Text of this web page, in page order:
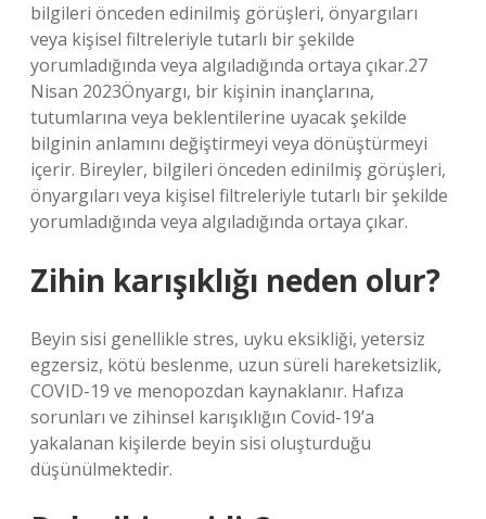
bilgileri önceden edinilmiş görüşleri, önyargıları
veya kişisel filtreleriyle tutarlı bir şekilde
yorumladığında veya algıladığında ortaya çıkar.27
Nisan 2023Önyargı, bir kişinin inançlarına,
tutumlarına veya beklentilerine uyacak şekilde
bilginin anlamını değiştirmeyi veya dönüştürmeyi
içerir. Bireyler, bilgileri önceden edinilmiş görüşleri,
önyargıları veya kişisel filtreleriyle tutarlı bir şekilde
yorumladığında veya algıladığında ortaya çıkar.
Zihin karışıklığı neden olur?
Beyin sisi genellikle stres, uyku eksikliği, yetersiz
egzersiz, kötü beslenme, uzun süreli hareketsizlik,
COVID-19 ve menopozdan kaynaklanır. Hafıza
sorunları ve zihinsel karışıklığın Covid-19’a
yakalanan kişilerde beyin sisi oluşturduğu
düşünülmektedir.